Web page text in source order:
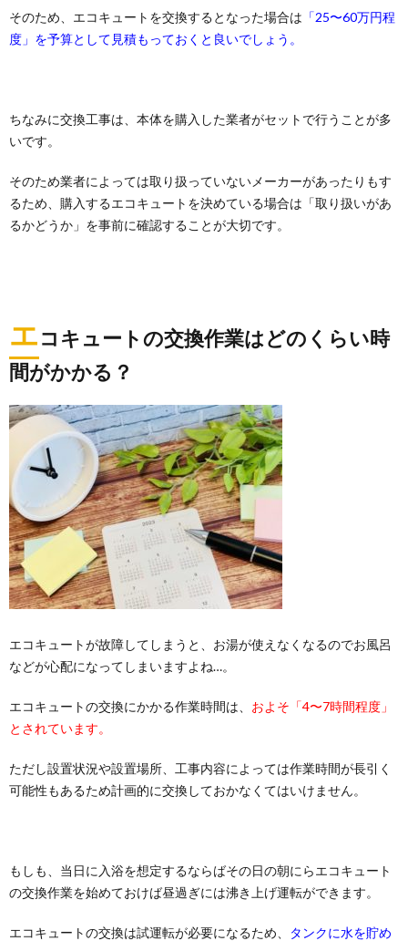
そのため、エコキュートを交換するとなった場合は 「25〜60万円程
度」を予算として見積もっておくと良いでしょう。
ちなみに交換工事は、本体を購入した業者がセットで行うことが多
いです。
そのため業者によっては取り扱っていないメーカーがあったりもす
るため、購入するエコキュートを決めている場合は「取り扱いがあ
るかどうか」を事前に確認することが大切です。
エコキュートの交換作業はどのくらい時
間がかかる？
エコキュートが故障してしまうと、お湯が使えなくなるのでお風呂
などが心配になってしまいますよね…。
エコキュートの交換にかかる作業時間は、 およそ「4〜7時間程度」
とされています。
ただし設置状況や設置場所、工事内容によっては作業時間が長引く
可能性もあるため計画的に交換しておかなくてはいけません。
もしも、当日に入浴を想定するならばその日の朝にらエコキュート
の交換作業を始めておけば昼過ぎには沸き上げ運転ができます。
エコキュートの交換は試運転が必要になるため、
タンクに水を貯め